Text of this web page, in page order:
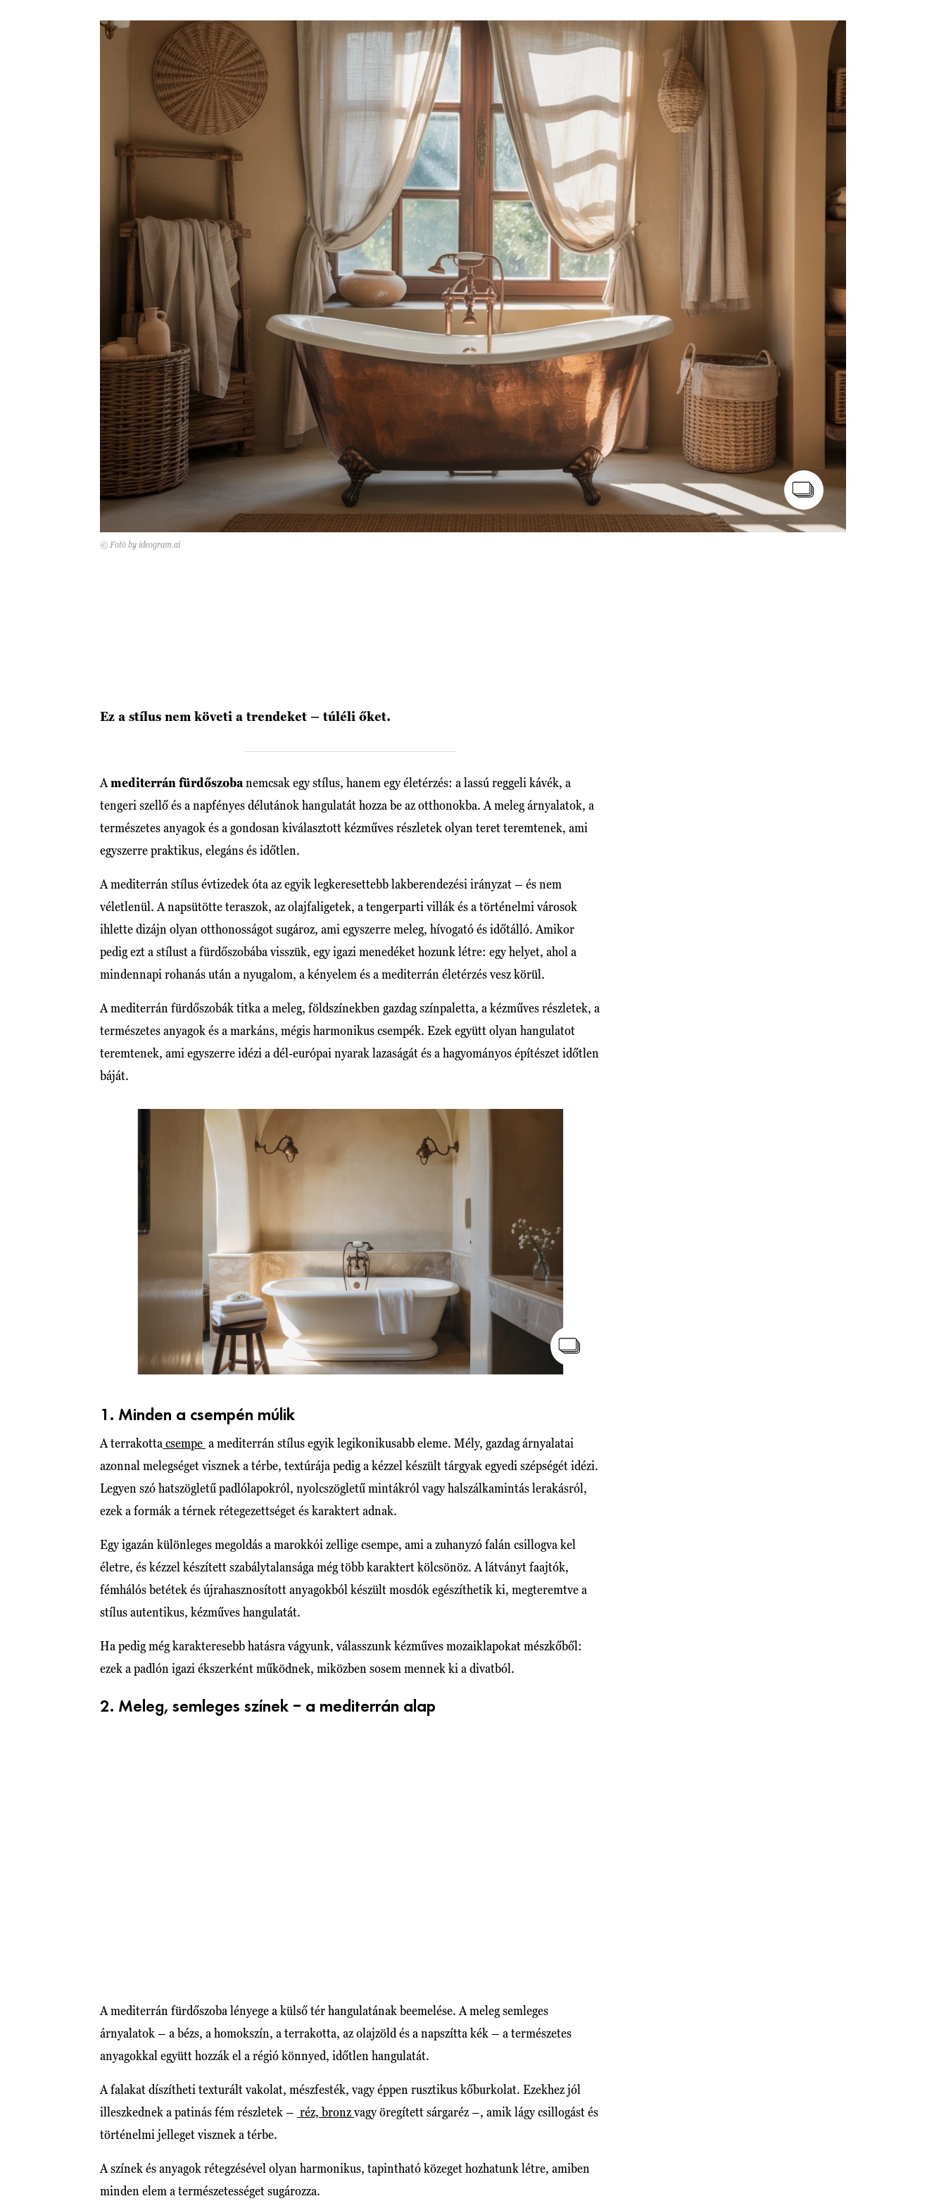
© Fotó by ideogram.ai
Ez a stílus nem követi a trendeket – túléli őket.
Amediterrán fürdőszobanemcsak egy stílus, hanem egy életérzés: a lassú reggeli kávék, a
tengeri szellő és a napfényes délutánok hangulatát hozza be az otthonokba. A meleg árnyalatok, a
természetes anyagok és a gondosan kiválasztott kézműves részletek olyan teret teremtenek, ami
egyszerre praktikus, elegáns és időtlen.
A mediterrán stílus évtizedek óta az egyik legkeresettebb lakberendezési irányzat – és nem
véletlenül. A napsütötte teraszok, az olajfaligetek, a tengerparti villák és a történelmi városok
ihlette dizájn olyan otthonosságot sugároz, ami egyszerre meleg, hívogató és időtálló. Amikor
pedig ezt a stílust a fürdőszobába visszük, egy igazi menedéket hozunk létre: egy helyet, ahol a
mindennapi rohanás után a nyugalom, a kényelem és a mediterrán életérzés vesz körül.
A mediterrán fürdőszobák titka a meleg, földszínekben gazdag színpaletta, a kézműves részletek, a
természetes anyagok és a markáns, mégis harmonikus csempék. Ezek együtt olyan hangulatot
teremtenek, ami egyszerre idézi a dél-európai nyarak lazaságát és a hagyományos építészet időtlen
báját.
1. Minden a csempén múlik
A terrakottacsempe a mediterrán stílus egyik legikonikusabb eleme. Mély, gazdag árnyalatai
azonnal melegséget visznek a térbe, textúrája pedig a kézzel készült tárgyak egyedi szépségét idézi.
Legyen szó hatszögletű padlólapokról, nyolcszögletű mintákról vagy halszálkamintás lerakásról,
ezek a formák a térnek rétegezettséget és karaktert adnak.
Egy igazán különleges megoldás a marokkói zellige csempe, ami a zuhanyzó falán csillogva kel
életre, és kézzel készített szabálytalansága még több karaktert kölcsönöz. A látványt faajtók,
fémhálós betétek és újrahasznosított anyagokból készült mosdók egészíthetik ki, megteremtve a
stílus autentikus, kézműves hangulatát.
Ha pedig még karakteresebb hatásra vágyunk, válasszunk kézműves mozaiklapokat mészkőből:
ezek a padlón igazi ékszerként működnek, miközben sosem mennek ki a divatból.
2. Meleg, semleges színek – a mediterrán alap
A mediterrán fürdőszoba lényege a külső tér hangulatának beemelése. A meleg semleges
árnyalatok – a bézs, a homokszín, a terrakotta, az olajzöld és a napszítta kék – a természetes
anyagokkal együtt hozzák el a régió könnyed, időtlen hangulatát.
A falakat díszítheti texturált vakolat, mészfesték, vagy éppen rusztikus kőburkolat. Ezekhez jól
illeszkednek a patinás fém részletek – réz, bronzvagy öregített sárgaréz –, amik lágy csillogást és
történelmi jelleget visznek a térbe.
A színek és anyagok rétegzésével olyan harmonikus, tapintható közeget hozhatunk létre, amiben
minden elem a természetességet sugározza.